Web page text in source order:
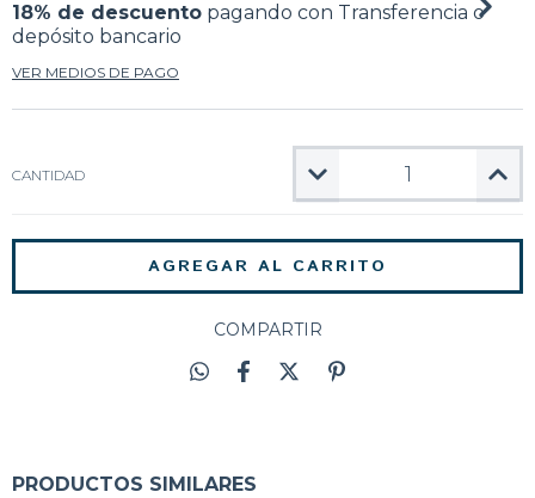
18% de descuento pagando con Transferencia o
depósito bancario
VER MEDIOS DE PAGO
CANTIDAD
COMPARTIR
PRODUCTOS SIMILARES